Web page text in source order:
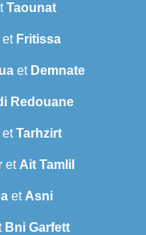
Taounat
Fritissa
et Demnate
Redouane
etTarhzirt
et Ait Tamlil
et Asni
Bni Garfett